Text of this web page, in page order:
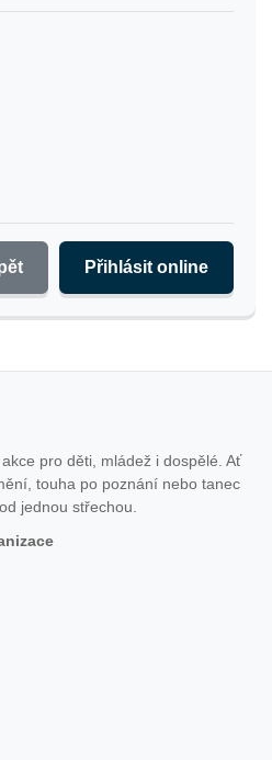
Přihlásit online
pro děti, mládež i dospělé. Ať
touha po poznání nebo tanec
jednou střechou.